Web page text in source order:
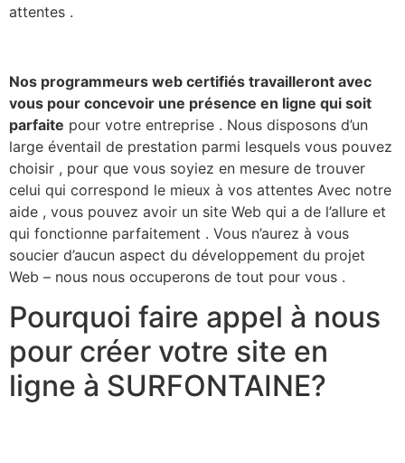
attentes .
Nos programmeurs web certifiés travailleront avec
vous pour concevoir une présence en ligne qui soit
parfaite pour votre entreprise . Nous disposons d’un
large éventail de prestation parmi lesquels vous pouvez
choisir , pour que vous soyiez en mesure de trouver
celui qui correspond le mieux à vos attentes Avec notre
aide , vous pouvez avoir un site Web qui a de l’allure et
qui fonctionne parfaitement . Vous n’aurez à vous
soucier d’aucun aspect du développement du projet
Web – nous nous occuperons de tout pour vous .​
Pourquoi faire appel à nous
pour créer votre site en
ligne à SURFONTAINE?